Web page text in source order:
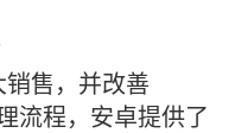
售，并改善
流程，安卓提供了